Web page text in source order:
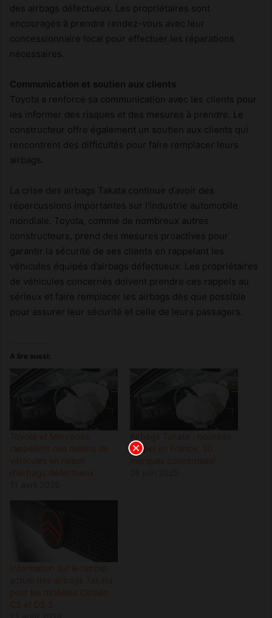
des airbags défectueux. Les propriétaires sont
encouragés à prendre rendez-vous avec leur
concessionnaire local pour effectuer les réparations
nécessaires.
Communication et soutien aux clients
Toyota a renforcé sa communication avec les clients pour
les informer des risques et des mesures à prendre. Le
constructeur offre également un soutien aux clients qui
rencontrent des difficultés pour faire remplacer leurs
airbags.
La crise des airbags Takata continue d’avoir des
répercussions importantes sur l’industrie automobile
mondiale. Toyota, comme de nombreux autres
constructeurs, prend des mesures proactives pour
garantir la sécurité de ses clients en rappelant les
véhicules équipés d’airbags défectueux. Les propriétaires
de véhicules concernés doivent prendre ces rappels au
sérieux et faire remplacer les airbags dès que possible
pour assurer leur sécurité et celle de leurs passagers.
A lire aussi:
Toyota et Mercedes
rappellent des milliers de
véhicules en raison
d’airbags défectueux
Airbags Takata : nouveau
rappel en France, 30
marques concernées!
Information sur le rappel
actuel des airbags Takata
pour les modèles Citroën
C3 et DS 3